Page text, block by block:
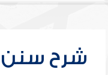
شرح سنن